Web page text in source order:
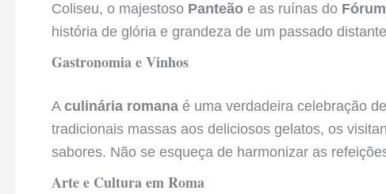
Coliseu, o majestoso Panteão e as ruínas do
história de glória e grandeza de um passado
Gastronomia e Vinhos
A culinária romana é uma verdadeira celebração
tradicionais massas aos deliciosos gelatos, os
sabores. Não se esqueça de harmonizar as
Arte e Cultura em Roma